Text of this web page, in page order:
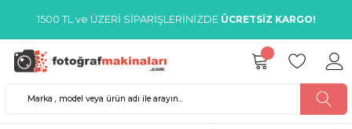
1500 TL ve ÜZERİ SİPARİŞLERİNİZDE ÜCRETSİZ KARGO!